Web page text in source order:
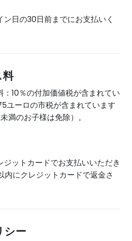
日の30日前までにお支払いく
10％の付加価値税が含まれてい
ユーロの市税が含まれています
満のお子様は免除）。
ットカードでお支払いいただき
内にクレジットカードで返金さ
シー